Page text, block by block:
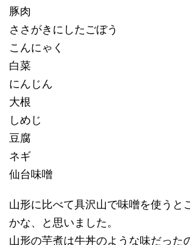
豚肉
ささがきにしたごぼう
こんにゃく
白菜
にんじん
大根
しめじ
豆腐
ネギ
仙台味噌
山形に比べて具沢山で味噌を使うと
かな、と思いました。
山形の芋煮は牛丼のような味だった